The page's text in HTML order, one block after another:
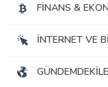
FINANS &
İNTERNET VE